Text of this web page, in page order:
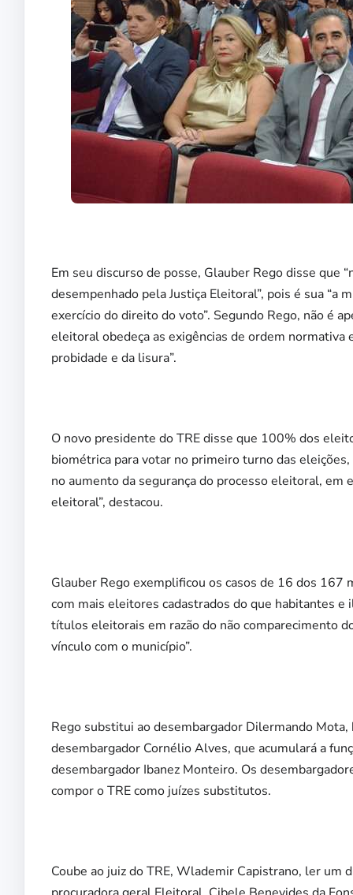
Em seu discurso de posse, Glauber Rego disse que
desempenhado pela Justiça Eleitoral”, pois é sua “a
exercício do direito do voto”. Segundo Rego, não é
eleitoral obedeça as exigências de ordem normativa
probidade e da lisura”.
O novo presidente do TRE disse que 100% dos
biométrica para votar no primeiro turno das
no aumento da segurança do processo eleitoral, em
eleitoral”, destacou.
Glauber Rego exemplificou os casos de 16 dos 167
com mais eleitores cadastrados do que habitantes
títulos eleitorais em razão do não comparecimento
vínculo com o município”.
Rego substitui ao desembargador Dilermando
desembargador Cornélio Alves, que acumulará a
desembargador Ibanez Monteiro. Os
compor o TRE como juízes substitutos.
Coube ao juiz do TRE, Wlademir Capistrano, ler um